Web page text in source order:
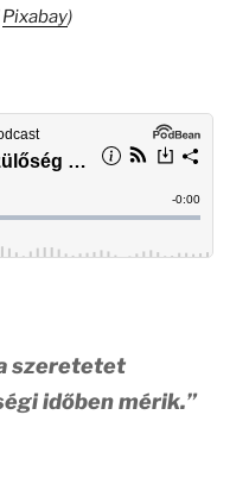
Pixabay)
szeretetet
időben mérik.”